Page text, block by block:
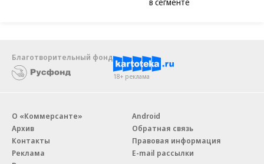
Благотворительный фонд
18+ реклама
О «Коммерсанте»
Архив
Контакты
Реклама
Android
Обратная связь
Правовая информация
E-mail рассылки